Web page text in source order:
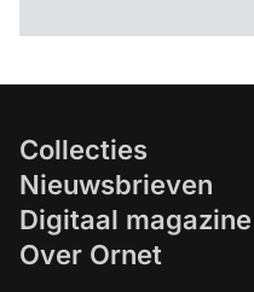
Collecties
Nieuwsbrieven
Digitaal magazine
Over Ornet